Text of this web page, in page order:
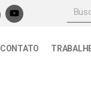
CONTATO